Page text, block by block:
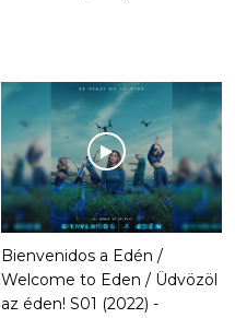
Bienvenidos a Edén /
Welcome to Eden / Üdvözöl
az éden! S01 (2022) -